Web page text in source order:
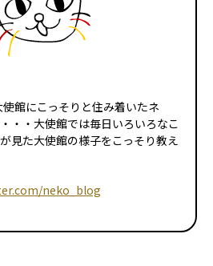
館にこっそりと住み着いたネ
・・大使館では毎日いろいろなこ
見た大使館の様子をこっそり教え
neko_blog